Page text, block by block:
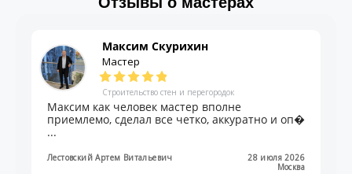
Сергей Евсеев
Мастер
Ламинат, ковролин, линолеум
Приехали оценили, назначали день. Всё
сделали быстро, чисто. Спасибо. ...
Владимир Перепечко
22 июня 2026
Москва